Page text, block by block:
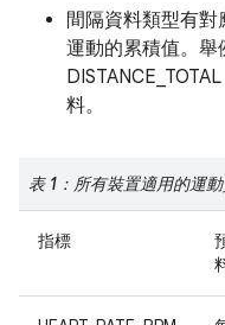
間隔資料類型有對
運動的累積值。舉
料。
表 1：所有裝置適用的運
指標